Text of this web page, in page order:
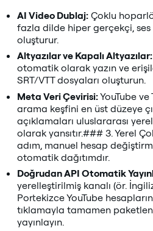
AI Video Dublaj: Çoklu
fazla dilde hiper gerçekçi, ses
oluşturur.
Altyazılar ve Kapalı Altyazılar:
otomatik olarak yazın ve
SRT/VTT dosyaları oluşturun.
Meta Veri Çevirisi:YouTube
arama keşfini en üst düzeye
açıklamaları uluslararası
olarak yansıtır.### 3. Yerel
adım, manuel hesap
otomatik dağıtımdır.
Doğrudan API Otomatik
yerelleştirilmiş kanalı (ör.
Portekizce YouTube
tıklamayla tamamen
yayınlayın.